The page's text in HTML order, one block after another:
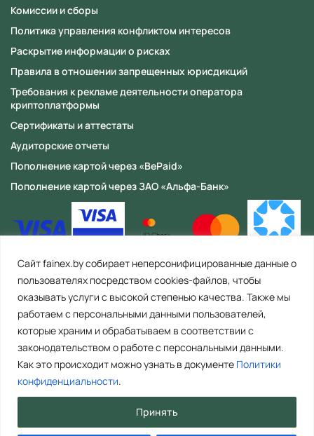
Сайт fainex.by собирает неперсонифицированные данные о
пользователях посредством cookies-файлов, чтобы
оказывать услуги с высокой степенью качества. Также мы
работаем с персональными данными пользователей,
которые храним и обрабатываем в соответствии с
законодательством о работе с персональными данными.
Как это происходит можно узнать в документе Политики
конфиденциальности.
Принять
Комиссии и сборы
Политика управления конфликтом интересов
Раскрытие информации о рисках
Правила в отношении запрещенных юрисдикций
Требования к рекламе деятельности оператора
криптоплатформы
Сертификаты и аттестаты
Аудиторские отчеты
Пополнение картой через «BePaid»
Пополнение картой через ЗАО «Альфа-Банк»
ООО «Файнекс» Республика Беларусь, 223056, Минская область,
Минский район, с/с Сеницкий, аг. Сеница, ул. Армейская, д. 8, пом. 4
(офис 2). Тел. контакт центра: +375 29 392 44 67 (Время работы: пн-пт. с
8.00 до 17.00). E-mail: info@fainex.by. Свидетельство о государственной
регистрации №692211253, выдано Минским райисполкомом 16.09.2022
ООО «Файнекс» является резидентом Парка высоких технологий